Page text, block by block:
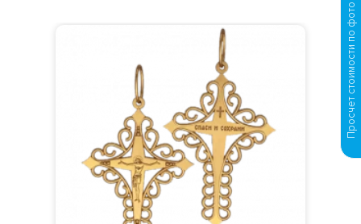
Просчет стоимости по фото